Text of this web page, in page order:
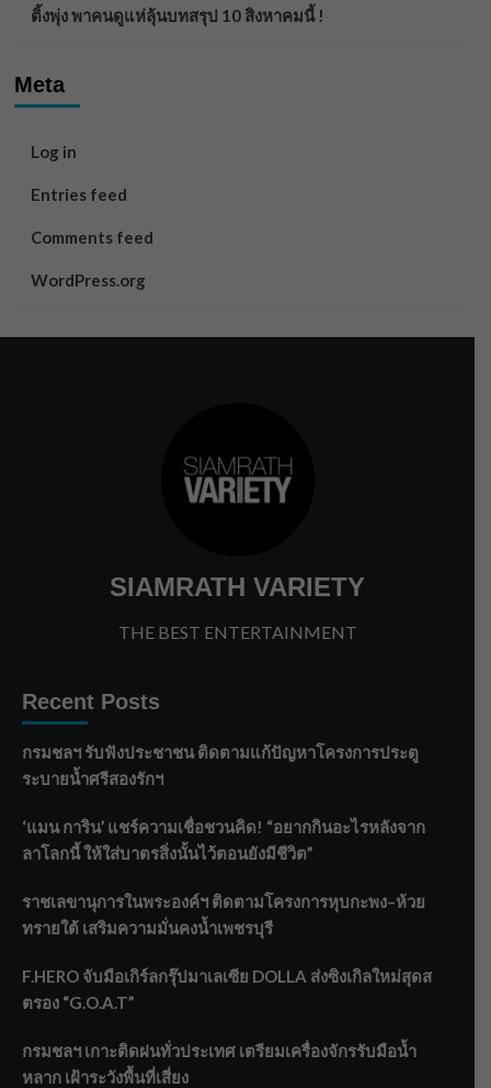
ติ้งพุ่ง พาคนดูแห่ลุ้นบทสรุป 10 สิงหาคมนี้ !
Meta
Log in
Entries feed
Comments feed
WordPress.org
SIAMRATH VARIETY
THE BEST ENTERTAINMENT
Recent Posts
กรมชลฯ รับฟังประชาชน ติดตามแก้ปัญหาโครงการประตู
ระบายน้ำศรีสองรักฯ
‘แมน การิน’ แชร์ความเชื่อชวนคิด! “อยากกินอะไรหลังจาก
ลาโลกนี้ ให้ใส่บาตรสิ่งนั้นไว้ตอนยังมีชีวิต”
ราชเลขานุการในพระองค์ฯ ติดตามโครงการหุบกะพง–ห้วย
ทรายใต้ เสริมความมั่นคงน้ำเพชรบุรี
F.HERO จับมือเกิร์ลกรุ๊ปมาเลเซีย DOLLA ส่งซิงเกิลใหม่สุดส
ตรอง “G.O.A.T”
กรมชลฯ เกาะติดฝนทั่วประเทศ เตรียมเครื่องจักรรับมือน้ำ
หลาก เฝ้าระวังพื้นที่เสี่ยง